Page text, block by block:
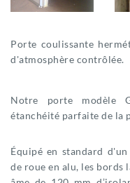
Porte coulissante
d'atmosphère contrôlée.
Notre porte modèle
étanchéité parfaite de la
Équipé en standard
de roue en alu, les bords